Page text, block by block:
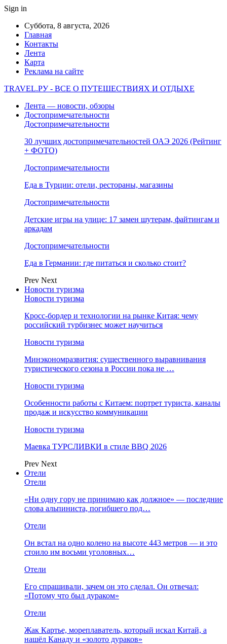
Sign in
Суббота, 8 августа, 2026
Главная
Контакты
Лента
Карта
Реклама на сайте
TRAVEL.РУ - ВСЕ О ПУТЕШЕСТВИЯХ И ОТДЫХЕ
Лента — новости, обзоры
Достопримечательности
Достопримечательности
30 лучших достопримечательностей ОАЭ 2026 (Рейтинг
+ ФОТО)
Достопримечательности
Еда в Турции: отели, рестораны, магазины
Достопримечательности
Детские игры на улице: 17 замен шутерам, файтингам и
аркадам
Достопримечательности
Еда в Германии: где питаться и сколько стоит?
Prev Next
Новости туризма
Новости туризма
Кросс-бордер и технологии на рынке Китая: чему
российский турбизнес может научиться
Новости туризма
Минэкономразвития: существенного выравнивания
туристического сезона в России пока не …
Новости туризма
Особенности работы с Китаем: портрет туриста, каналы
продаж и искусство коммуникации
Новости туризма
Маевка ТУРСЛИВКИ в стиле BBQ 2026
Prev Next
Отели
Отели
«Ни одну гору не принимаю как должное» — последние
слова альпиниста, погибшего под…
Отели
Он встал на одно колено на высоте 443 метров — и это
стоило им восьми уголовных…
Отели
Его спрашивали, зачем он это сделал. Он отвечал:
«Потому что был дураком»
Отели
Жак Картье, мореплаватель, который искал Китай, а
нашёл Канаду и «золото дураков»